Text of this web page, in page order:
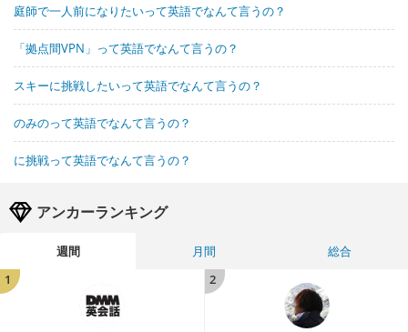
庭師で一人前になりたいって英語でなんて言うの？
「拠点間VPN」って英語でなんて言うの？
スキーに挑戦したいって英語でなんて言うの？
のみのって英語でなんて言うの？
に挑戦って英語でなんて言うの？
アンカーランキング
週間 月間
総合
1
2